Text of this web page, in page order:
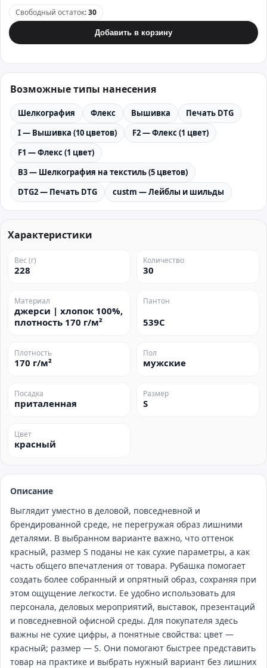
Свободный остаток:30
Добавить в корзину
Возможные типы нанесения
Шелкография Флекс Вышивка
Печать DTG
I — Вышивка (10 цветов)
F2 — Флекс (1 цвет)
F1 — Флекс (1 цвет)
B3 — Шелкография на текстиль (5 цветов)
DTG2 — Печать DTG
custm — Лейблы и шильды
Характеристики
Вес (г)
228
Количество
30
Материал
джерси | хлопок 100%,
плотность 170 г/м²
Пантон
539C
Плотность
170 г/м²
Пол
мужские
Посадка
приталенная
Размер
S
Цвет
красный
Описание
Выглядит уместно в деловой, повседневной и
брендированной среде, не перегружая образ лишними
деталями. В выбранном варианте важно, что оттенок
красный, размер S поданы не как сухие параметры, а как
часть общего впечатления от товара. Рубашка помогает
создать более собранный и опрятный образ, сохраняя при
этом ощущение легкости. Ее удобно использовать для
персонала, деловых мероприятий, выставок, презентаций
и повседневной офисной среды. Для покупателя здесь
важны не сухие цифры, а понятные свойства: цвет —
красный; размер — S. Они помогают быстрее представить
товар на практике и выбрать нужный вариант без лишних